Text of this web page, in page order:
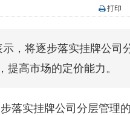
央行公开市场净投放300亿元 短
恒生聚源：北斗收官之星发射成
打印
，将逐步落实挂牌公司
高市场的定价能力。
落实挂牌公司分层管理